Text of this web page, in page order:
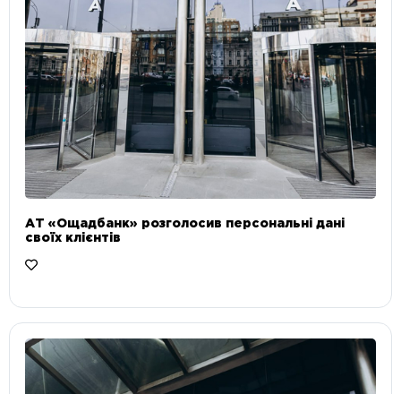
АТ «Ощадбанк» розголосив персональні дані
своїх клієнтів